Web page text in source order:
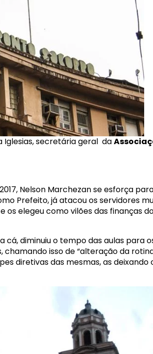
secretária geral da
Nelson Marchezan se esforça
Prefeito, já atacou os servidores
os elegeu como vilões das finanças
cá, diminuiu o tempo das aulas para
isso de “alteração da
diretivas das mesmas, as